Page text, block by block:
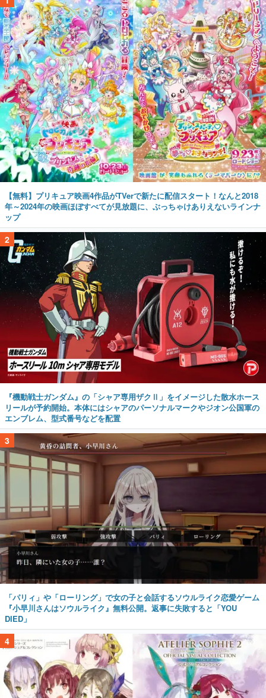
【無料】プリキュア映画4作品がTVerで新たに配信スタート！なんと2018
年～2024年の映画ほぼすべてが見放題に、ぶっちゃけありえないラインナ
ップ
2
『機動戦士ガンダム』の「シャア専用ザクⅡ」をイメージした散水ホース
リールが予約開始。本体にはシャアのパーソナルマークやジオン公国軍の
エンブレム、型式番号などを配置
3
「パリィ」や「ローリング」で女の子と会話するソウルライク恋愛ゲーム
『小早川さんはソウルライク』無料公開。返事に失敗すると「YOU
DIED」
4